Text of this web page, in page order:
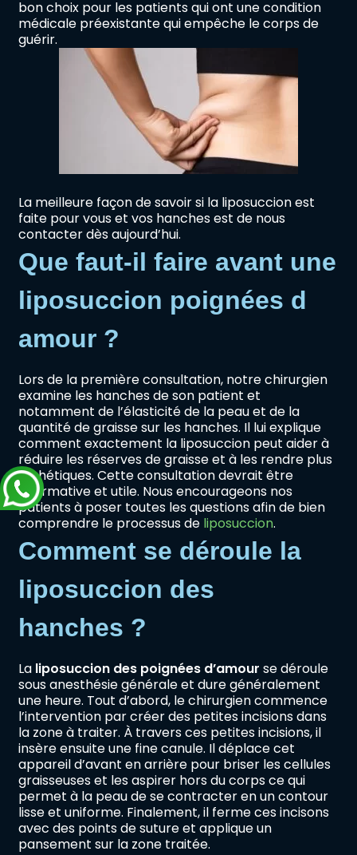
bon choix pour les patients qui ont une condition
médicale préexistante qui empêche le corps de
guérir.
La meilleure façon de savoir si la liposuccion est
faite pour vous et vos hanches est de nous
contacter dès aujourd’hui.
Que faut-il faire avant une
liposuccion poignées d
amour ?
Lors de la première consultation, notre chirurgien
examine les hanches de son patient et
notamment de l’élasticité de la peau et de la
quantité de graisse sur les hanches. Il lui explique
comment exactement la liposuccion peut aider à
réduire les réserves de graisse et à les rendre plus
esthétiques. Cette consultation devrait être
informative et utile. Nous encourageons nos
patients à poser toutes les questions afin de bien
comprendre le processus de liposuccion.
Comment se déroule la
liposuccion des
hanches ?
La liposuccion des poignées d’amour se déroule
sous anesthésie générale et dure généralement
une heure. Tout d’abord, le chirurgien commence
l’intervention par créer des petites incisions dans
la zone à traiter. À travers ces petites incisions, il
insère ensuite une fine canule. Il déplace cet
appareil d’avant en arrière pour briser les cellules
graisseuses et les aspirer hors du corps ce qui
permet à la peau de se contracter en un contour
lisse et uniforme. Finalement, il ferme ces incisons
avec des points de suture et applique un
pansement sur la zone traitée.